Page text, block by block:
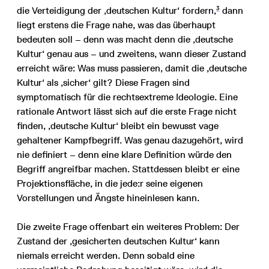
die Verteidigung der ‚deutschen Kultur‘ fordern,3 dann
liegt erstens die Frage nahe, was das überhaupt
bedeuten soll – denn was macht denn die ‚deutsche
Kultur‘ genau aus – und zweitens, wann dieser Zustand
erreicht wäre: Was muss passieren, damit die ‚deutsche
Kultur‘ als ‚sicher‘ gilt? Diese Fragen sind
symptomatisch für die rechtsextreme Ideologie. Eine
rationale Antwort lässt sich auf die erste Frage nicht
finden, ‚deutsche Kultur‘ bleibt ein bewusst vage
gehaltener Kampfbegriff. Was genau dazugehört, wird
nie definiert – denn eine klare Definition würde den
Begriff angreifbar machen. Stattdessen bleibt er eine
Projektionsfläche, in die jede:r seine eigenen
Vorstellungen und Ängste hineinlesen kann.
Die zweite Frage offenbart ein weiteres Problem: Der
Zustand der ‚gesicherten deutschen Kultur‘ kann
niemals erreicht werden. Denn sobald eine